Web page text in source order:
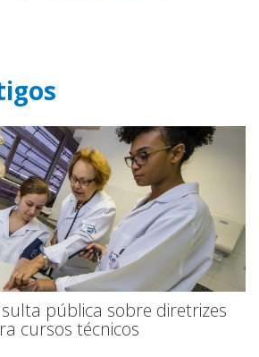
pública sobre diretrizes
cursos técnicos